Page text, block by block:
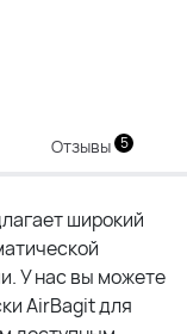
Отзывы 5
широкий
У нас вы можете
AirBagit для